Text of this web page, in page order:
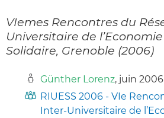
VIemes Rencontres du
Universitaire de
Solidaire, Grenoble (2006)
Günther Lorenz, juin 2006
RIUESS 2006 - VIe
Inter-Universitaire de